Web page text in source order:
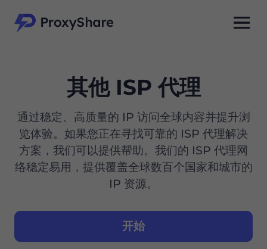
其他 ISP 代理
通过稳定、高质量的 IP 访问全球内容并提升浏
览体验。如果您正在寻找可靠的 ISP 代理解决
方案，我们可以提供帮助。我们的 ISP 代理网
络稳定易用，提供覆盖全球数百个国家和城市的
IP 资源。
开始